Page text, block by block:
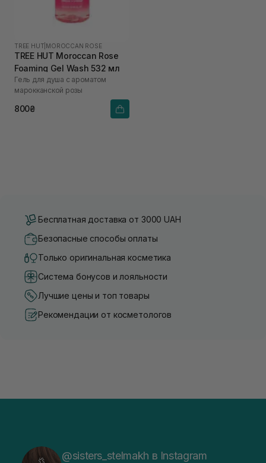
TREE HUT MOROCCAN ROSE
TREE HUT Moroccan Rose
Foaming Gel Wash 532 мл
Гель для душа с ароматом
марокканской розы
800₴
Бесплатная доставка от 3000 UAH
Безопасные способы оплаты
Только оригинальная косметика
Система бонусов и лояльности
Лучшие цены и топ товары
Рекомендации от косметологов
@sisters_stelmakh в Instagram